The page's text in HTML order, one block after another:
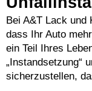
Bei A&T Lack
dass Ihr Auto
ein Teil Ihres
„Instandsetzung“
sicherzustellen,